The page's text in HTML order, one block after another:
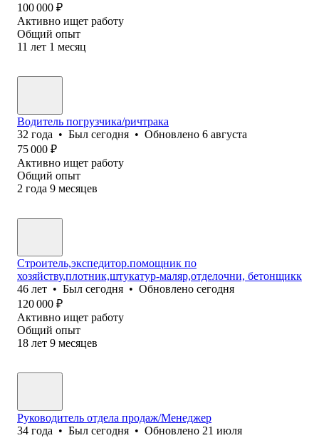
100 000 ₽
Активно ищет работу
Общий опыт
11 лет 1 месяц
Водитель погрузчика/ричтрака
32 года • Был сегодня • Обновлено 6 августа
75 000 ₽
Активно ищет работу
Общий опыт
2 года 9 месяцев
Строитель,экспедитор.помощник по
хозяйству,плотник,штукатур-маляр,отделочни, бетонщикк
46 лет • Был сегодня • Обновлено сегодня
120 000 ₽
Активно ищет работу
Общий опыт
18 лет 9 месяцев
Руководитель отдела продаж/Менеджер
34 года • Был сегодня • Обновлено 21 июля